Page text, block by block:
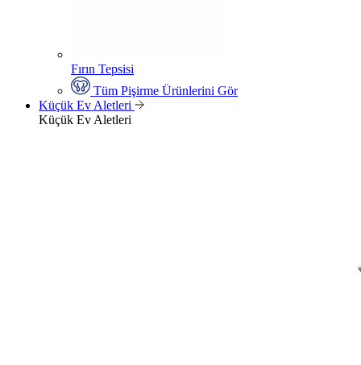
Fırın Tepsisi
Tüm Pişirme Ürünlerini Gör
Küçük Ev Aletleri
Küçük Ev Aletleri